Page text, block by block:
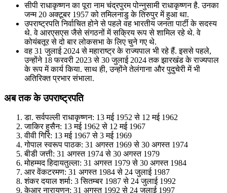
सीपी राधाकृष्णन का पूरा नाम चंद्रपुरम पोन्नुसामी राधाकृष्णन है. उनका
जन्म 20 अक्टूबर 1957 को तमिलनाडु के तिरुपुर में हुआ था.
उपराष्ट्रपति निर्वाचित होने से पहले वह भारतीय जनता पार्टी के सदस्य
थे. वे आरएसएस जैसे संगठनों में सक्रिय रूप से शामिल रहे थे. वे
कोयंबतूर से दो बार लोकसभा के लिए चुने गए थे.
वह 31 जुलाई 2024 से महाराष्ट्र के राज्यपाल भी रहे हैं. इससे पहले,
उन्होंने 18 फरवरी 2023 से 30 जुलाई 2024 तक झारखंड के राज्यपाल
के रूप में कार्य किया. साथ ही, उन्होंने तेलंगाना और पुदुचेरी में भी
अतिरिक्त प्रभार संभाला.
अब तक के उपराष्ट्रपति
डा. सर्वपल्ली राधाकृष्णन: 13 मई 1952 से 12 मई 1962
जाकिर हुसैन: 13 मई 1962 से 12 मई 1967
वीवी गिरि: 13 मई 1967 से 3 मई 1969
गोपाल स्वरूप पाठक: 31 अगस्त 1969 से 30 अगस्त 1974
बीडी जत्ती: 31 अगस्त 1974 से 30 अगस्त 1979
मोहम्मद हिदायतुल्ला: 31 अगस्त 1979 से 30 अगस्त 1984
आर वेंकटरमण: 31 अगस्त 1984 से 24 जुलाई 1987
शंकर दयाल शर्मा: 3 सितम्बर 1987 से 24 जुलाई 1992
केआर नारायणन: 31 अगस्त 1992 से 24 जुलाई 1997